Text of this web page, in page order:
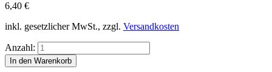
6,40 €
inkl. gesetzlicher MwSt., zzgl. Versandkosten
Anzahl: